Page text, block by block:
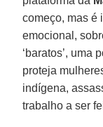
começo, mas é
emocional,
‘baratos’, uma
proteja
indígena,
trabalho a ser